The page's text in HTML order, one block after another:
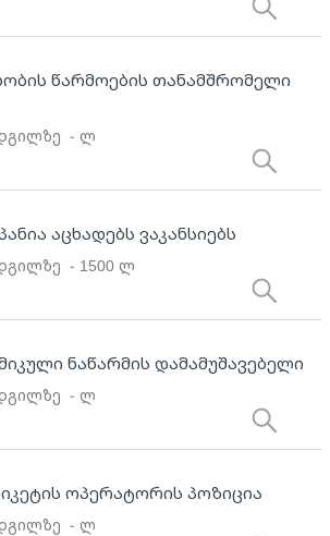
წარმოების თანამშრომელი
- ლ
აცხადებს ვაკანსიებს
- 1500 ლ
ნაწარმის დამამუშავებელი
- ლ
ოპერატორის პოზიცია
- ლ